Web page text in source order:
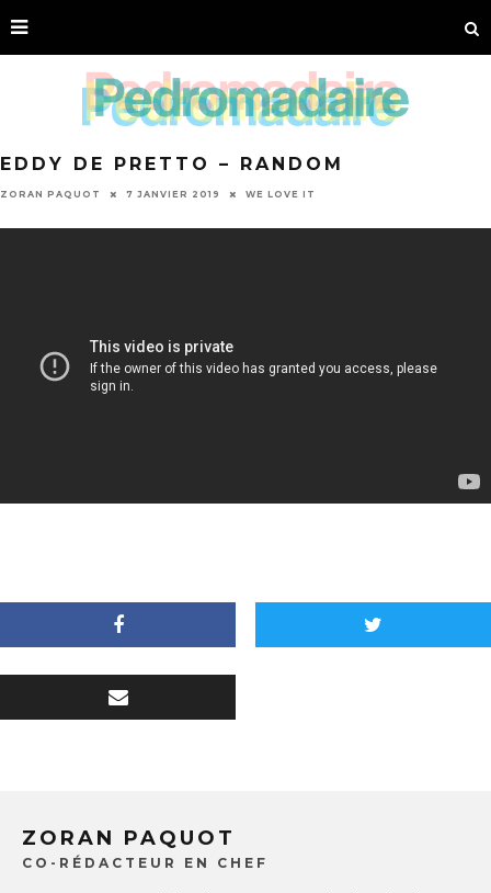
EDDY DE PRETTO – RANDOM
ZORAN PAQUOT 7 JANVIER 2019 WE LOVE IT
ZORAN PAQUOT
CO-RÉDACTEUR EN CHEF